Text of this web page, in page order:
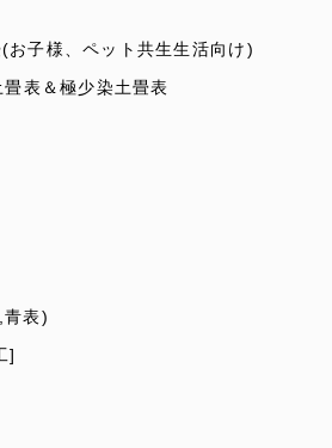
お子様、ペット共生生活向け)
表＆極少染土畳表
青表)
]